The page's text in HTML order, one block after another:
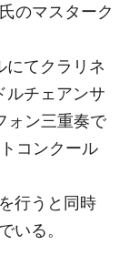
のマスターク
にてクラリネ
ルチェアンサ
ォン三重奏で
コンクール
行うと同時
いる。